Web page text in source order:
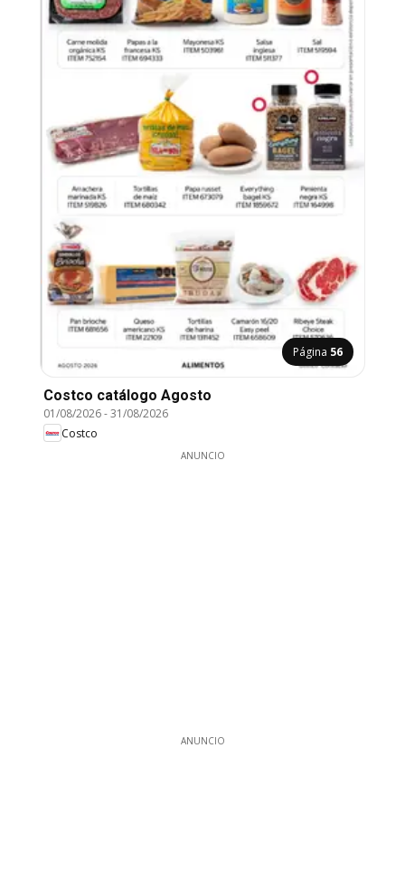
Página 56
Costco catálogo Agosto
01/08/2026-31/08/2026
Costco
ANUNCIO
ANUNCIO